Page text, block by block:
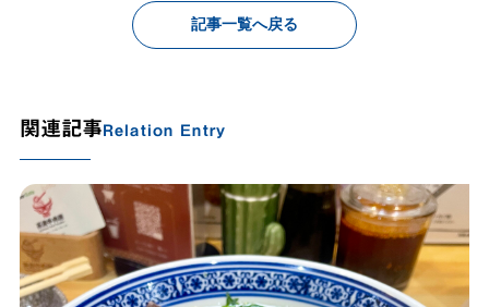
記事一覧へ戻る
関連記事Relation Entry